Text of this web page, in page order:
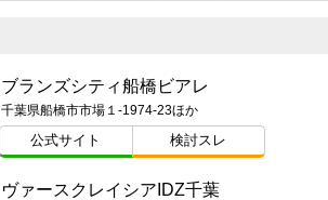
ブランズシティ船橋ビアレ
千葉県船橋市市場１-1974-23ほか
公式サイト 検討スレ
ヴァースクレイシアIDZ千葉